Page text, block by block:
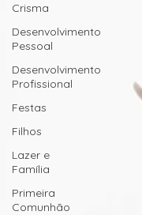
Crisma
Desenvolvimento
Pessoal
Desenvolvimento
Profissional
Festas
Filhos
Lazer e
Família
Primeira
Comunhão